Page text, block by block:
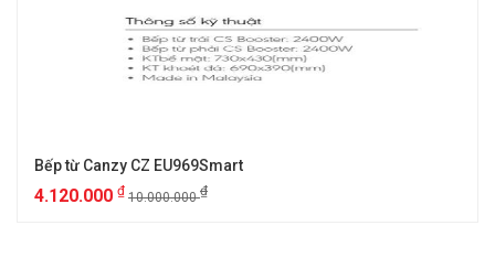
Bếp từ Canzy CZ EU969Smart
4.120.000 ₫ 10.000.000₫